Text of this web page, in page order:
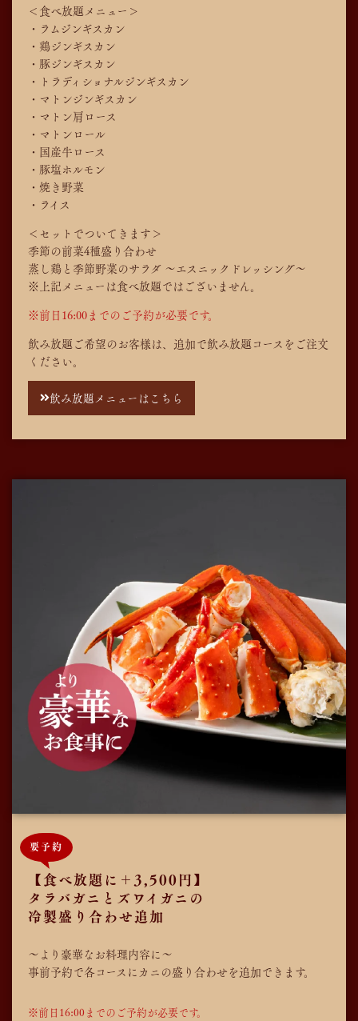
＜食べ放題メニュー＞
・ラムジンギスカン
・鶏ジンギスカン
・豚ジンギスカン
・トラディショナルジンギスカン
・マトンジンギスカン
・マトン肩ロース
・マトンロール
・国産牛ロース
・豚塩ホルモン
・焼き野菜
・ライス
＜セットでついてきます＞
季節の前菜4種盛り合わせ
蒸し鶏と季節野菜のサラダ ～エスニックドレッシング～
※上記メニューは食べ放題ではございません。
※前日16:00までのご予約が必要です。
飲み放題ご希望のお客様は、追加で飲み放題コースをご注文
ください。
飲み放題メニューはこちら
要予約
【食べ放題に＋3,500円】
タラバガニとズワイガニの
冷製盛り合わせ追加
～より豪華なお料理内容に～
事前予約で各コースにカニの盛り合わせを追加できます。
※前日16:00までのご予約が必要です。